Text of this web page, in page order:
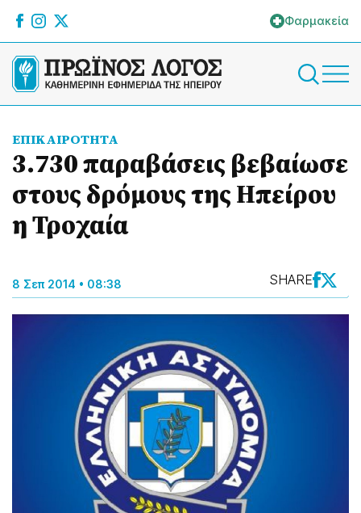
Φαρμακεία
ΕΠΙΚΑΙΡΟΤΗΤΑ
3.730 παραβάσεις βεβαίωσε
στους δρόμους της Ηπείρου
η Τροχαία
8 Σεπ 2014 • 08:38 SHARE